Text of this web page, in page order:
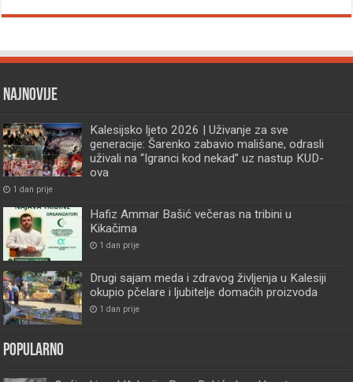
Najnovije
Kalesijsko ljeto 2026 | Uživanje za sve
generacije: Šarenko zabavio mališane, odrasli
uživali na “Igranci kod nekad” uz nastup KUD-
ova
1 dan prije
Hafiz Ammar Bašić večeras na tribini u
Kikačima
1 dan prije
Drugi sajam meda i zdravog življenja u Kalesiji
okupio pčelare i ljubitelje domaćih proizvoda
1 dan prije
Popularno